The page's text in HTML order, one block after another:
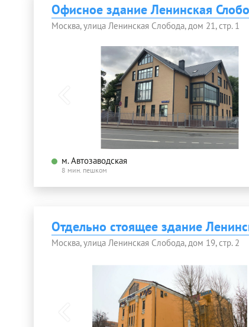
Офисное здание Ленинская
Москва, улица Ленинская Слобода, дом 21, стр. 1
м. Автозаводская
8 мин. пешком
Отдельно стоящее здание
Москва, улица Ленинская Слобода, дом 19, стр. 2